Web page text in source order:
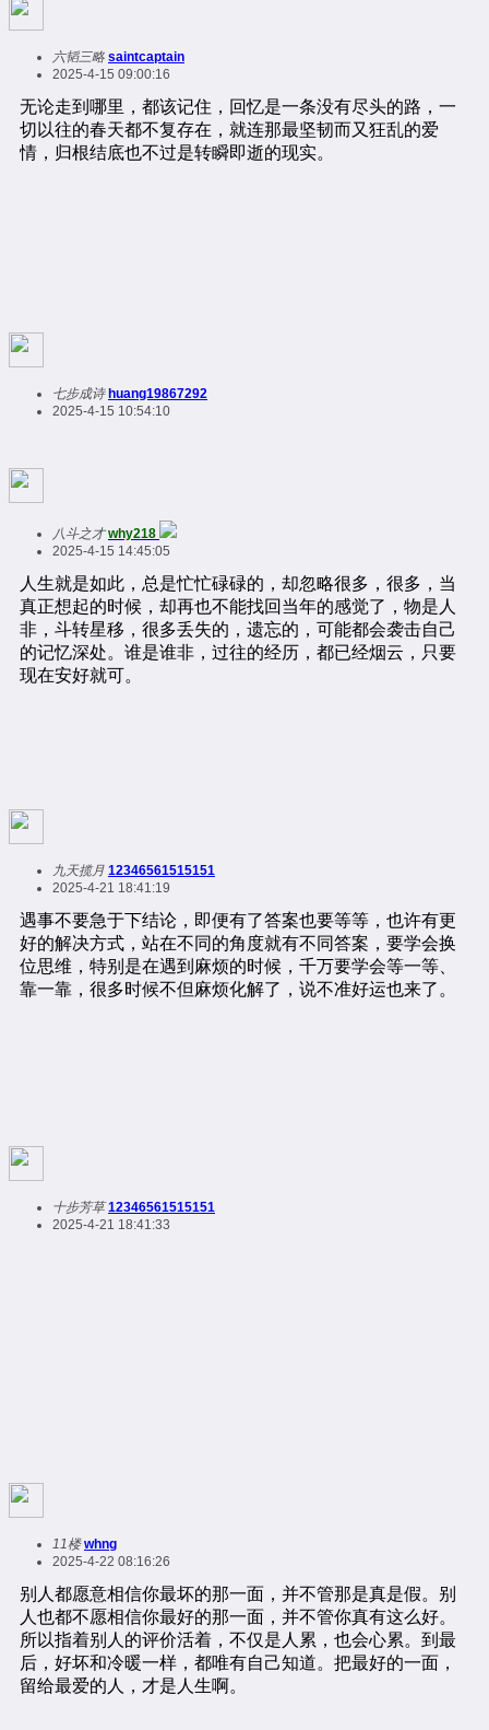
六韬三略 saintcaptain
2025-4-15 09:00:16
七步成诗 huang19867292
2025-4-15 10:54:10
八斗之才 why218
2025-4-15 14:45:05
九天揽月 12346561515151
2025-4-21 18:41:19
十步芳草 12346561515151
2025-4-21 18:41:33
11楼 whng
2025-4-22 08:16:26